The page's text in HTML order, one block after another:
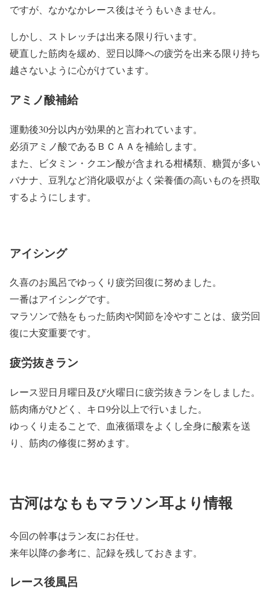
ですが、なかなかレース後はそうもいきません。
しかし、ストレッチは出来る限り行います。
硬直した筋肉を緩め、翌日以降への疲労を出来る限り持ち
越さないように心がけています。
アミノ酸補給
運動後30分以内が効果的と言われています。
必須アミノ酸であるＢＣＡＡを補給します。
また、ビタミン・クエン酸が含まれる柑橘類、糖質が多い
バナナ、豆乳など消化吸収がよく栄養価の高いものを摂取
するようにします。
アイシング
久喜のお風呂でゆっくり疲労回復に努めました。
一番はアイシングです。
マラソンで熱をもった筋肉や関節を冷やすことは、疲労回
復に大変重要です。
疲労抜きラン
レース翌日月曜日及び火曜日に疲労抜きランをしました。
筋肉痛がひどく、キロ9分以上で行いました。
ゆっくり走ることで、血液循環をよくし全身に酸素を送
り、筋肉の修復に努めます。
古河はなももマラソン耳より情報
今回の幹事はラン友にお任せ。
来年以降の参考に、記録を残しておきます。
レース後風呂